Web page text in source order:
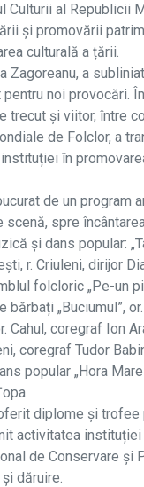
al Republicii
și promovării
culturală a țării.
Zagoreanu, a
noi provocări.
trecut și viitor, între
de Folclor, a
în
de un program
spre
şi dans popular:
r. Criuleni, dirijor
folcloric „Pe-un
„Buciumul”,
Cahul, coregraf Ion
coregraf Tudor
popular „Hora
diplome și
activitatea
de Conservare și
dăruire.